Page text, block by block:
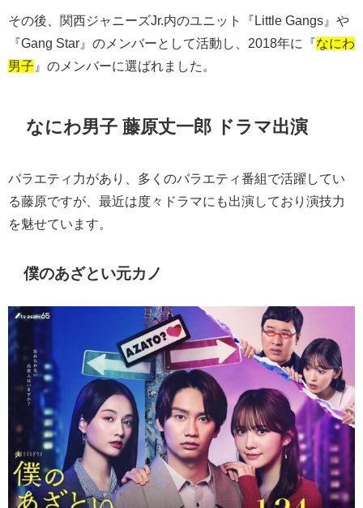
その後、関西ジャニーズJr.内のユニット『Little Gangs』や
『Gang Star』のメンバーとして活動し、2018年に『なにわ
男子 』のメンバーに選ばれました。
なにわ男子 藤原丈一郎 ドラマ出演
バラエティ力があり、多くのバラエティ番組で活躍してい
る藤原ですが、最近は度々ドラマにも出演しており演技力
を魅せています。
僕のあざとい元カノ